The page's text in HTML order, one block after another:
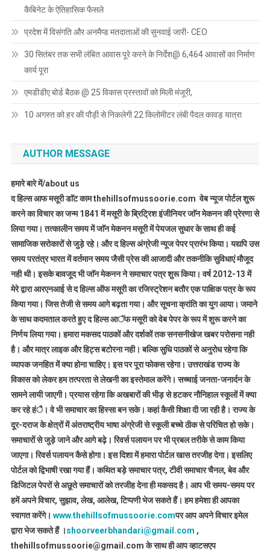
कैबिनेट के ऐतिहासिक फैसले
प्रदेश में विसंगति और अनमैप्ड मतदाताओं की सुनवाई जारी- CEO
30 सितंबर तक सभी लंबित आवास पूरे करने के निर्देश@ 6,464 आवासों का निर्माण
कार्य पूरा
एमडीडीए बोर्ड बैठक @ 25 विकास प्रस्तावों को मिली मंजूरी,
10 अगस्त को हर की पौड़ी से निकलेगी 22 किलोमीटर लंबी पैदल कावड़ यात्रा
AUTHOR MESSAGE
हमारे बारे में/about us
द हिल्स आफ मसूरी डाॅट काम thehillsofmussoorie.com वेब न्यूज पोर्टल शुरू
करने का विचार का जन्म 1841 में मसूरी के ब्रिट्रिश इंजीनियर जाॅन मेकनन की प्रेरणा से
लिया गया। तत्कालीन समय में जाॅन मेकनन मसूरी में पेयजल सुधार के साथ ही कई
सामाजिक सरोकारों से जुड़े रहे। और द हिल्स अंग्रेजी न्यूज पेपर प्रारंभ किया। यद्यपि उस
समय परतंत्र भारत में वर्तमान समय जैसी प्रेस की आजादी और तकनीकि सुविधाएं मौजूद
नही थी। इसके बावजूद भी जाॅन मेकनन ने समाचार पत्र शुरू किया। वर्ष 2012-13 में
मेरे द्वारा आरएनआई से द हिल्स ऑफ मसूरी का रजिस्ट्रेशन बतौर एक पाक्षिक पत्र के रूप
किया गया। जिस तेजी से समय आगे बढ़ता गया। और सूचना क्रांति का युग आया। जमाने
के साथ कदमताल करते हुए द हिल्स आॅफ मसूरी को वेब पेपर के रूप में शुरू करने का
निर्णय लिया गया। हमारा मकसद पाठकों और दर्शकों तक सनसनीखेज खबर परोसना नही
है। और मात्र लाइक और हिट्स बटोरना नही। बल्कि सुधि पाठकों से अनुरोध रहेगा कि
व्यापक जनहित में क्या होना चाहिए। इस पर पूरा फोकस रहेगा। उत्तराखंड राज्य के
विकास को लेकर हम तत्परता से लेखनी का इस्तेमाल करेंगे। सच्चाई जनता-जनार्दन के
सामने लायी जाएगी। प्रयास रहेगा कि अखबारों की भीड़ से हटकर नौनिहाल स्कूलों में क्या
कर रहे हंै। वे भी समाचार का हिस्सा बन सके। कहां कैसी शिक्षा दी जा रही है। राज्य के
दूर-दराज के क्षेत्रों में अंतराष्ट्रीय भाषा अंग्रेजी से स्कूली बच्चे ठीक से परिचित हो सके।
समाचारों से जुड़े जाने और आगे बढ़े। रिवर्स पलायन पर भी प्रबल तरीके से काम किया
जाएगा। रिवर्स पलायन कैसे होगा। इस दिशा में हमारा पोर्टल खास तरजीह देगा। इसलिए
पोर्टल को द्विभाषी रखा गया हैं। कथित बड़े समाचार पत्र, टीवी समाचार चैनल, बेव और
डिजिटल पेपरों से अछूते समाचारों को तरजीह देना ही मकसद है। आप भी समय-समय पर
हमें अपने विचार, सुझाव, लेख, आलेख, टिप्पणी भेज सकते हैं। हम हमेशा ही आपका
स्वागत करेंगे। www.thehillsofmussoorie.comपर आप अपने विचार इमेल
द्वारा भेज सकते हैं ।shoorveerbhandari@gmail.com ,
thehillsofmussoorie@gmail.com के साथ ही आप व्हाटसएप